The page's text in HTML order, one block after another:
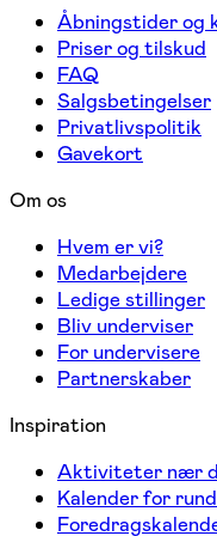
Åbningstider og
Priser og tilskud
FAQ
Salgsbetingelser
Privatlivspolitik
Gavekort
Om os
Hvem er vi?
Medarbejdere
Ledige stillinger
Bliv underviser
For undervisere
Partnerskaber
Inspiration
Aktiviteter nær
Kalender for